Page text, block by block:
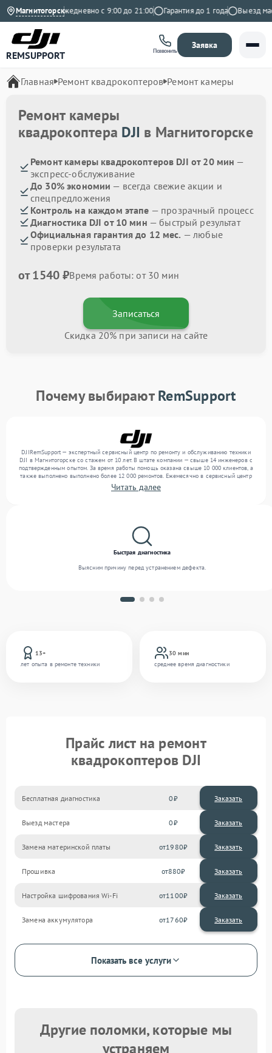
Магнитогорск
на Яндекс Ежедневно с 9:00 до 21:00 Гарантия до 1 года Выезд
REMSUPPORT Позвонить
Заявка
Главная Ремонт квадрокоптеров Ремонт камеры
Ремонт камеры
квадрокоптера DJI в Магнитогорске
Ремонт камеры квадрокоптеров DJI от 20 мин —
экспресс-обслуживание
До 30% экономии — всегда свежие акции и
спецпредложения
Контроль на каждом этапе — прозрачный процесс
Диагностика DJI от 10 мин — быстрый результат
Официальная гарантия до 12 мес. — любые
проверки результата
от 1540 ₽Время работы: от 30 мин
Записаться
Скидка 20% при записи на сайте
Почему выбираютRemSupport
DJIRemSupport — экспертный сервисный центр по ремонту и обслуживанию техники
DJI в Магнитогорске со стажем от 10 лет. В штате компании — свыше 14 инженеров с
подтвержденным опытом. За время работы помощь оказана свыше 10 000 клиентов, а
также выполнено выполнено более 12 000 ремонтов. Ежемесячно в сервисный центр
поступает свыше 300 единиц техники, включая , , . Мы работаем с широким спектром
неисправностей и обеспечиваем надежный результат благодаря опыту команды.
Читать далее
13+
лет опыта в ремонте техники
30 мин
среднее время диагностики
Быстрая диагностика
Выясним причину перед устранением дефекта.
Прайс лист на ремонт
квадрокоптеров DJI
Бесплатная диагностика 0 Заказать
Выезд мастера 0 Заказать
Замена материнской платы 1980
Прошивка 880
Настройка шифрования Wi-Fi 1100
Замена аккумулятора 1760
Показать все услуги
Другие поломки, которые мы
устраняем